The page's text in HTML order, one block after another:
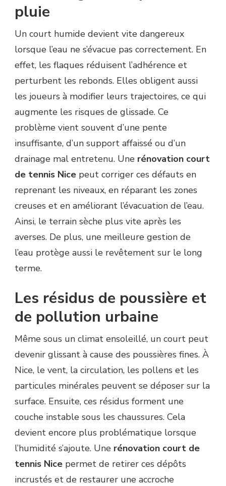
pluie
Un court humide devient vite dangereux
lorsque l’eau ne s’évacue pas correctement. En
effet, les flaques réduisent l’adhérence et
perturbent les rebonds. Elles obligent aussi
les joueurs à modifier leurs trajectoires, ce qui
augmente les risques de glissade. Ce
problème vient souvent d’une pente
insuffisante, d’un support affaissé ou d’un
drainage mal entretenu. Une rénovation court
de tennis Nice peut corriger ces défauts en
reprenant les niveaux, en réparant les zones
creuses et en améliorant l’évacuation de l’eau.
Ainsi, le terrain sèche plus vite après les
averses. De plus, une meilleure gestion de
l’eau protège aussi le revêtement sur le long
terme.
Les résidus de poussière et
de pollution urbaine
Même sous un climat ensoleillé, un court peut
devenir glissant à cause des poussières fines. À
Nice, le vent, la circulation, les pollens et les
particules minérales peuvent se déposer sur la
surface. Ensuite, ces résidus forment une
couche instable sous les chaussures. Cela
devient encore plus problématique lorsque
l’humidité s’ajoute. Une rénovation court de
tennis Nice permet de retirer ces dépôts
incrustés et de restaurer une accroche